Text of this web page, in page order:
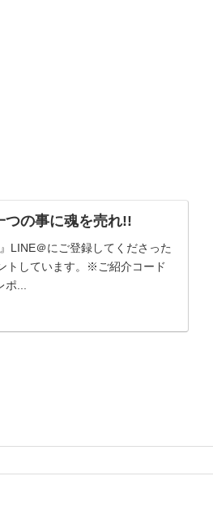
つの事に魂を売れ!!
LINE＠にご登録してくださった
トしています。※ご紹介コード
...